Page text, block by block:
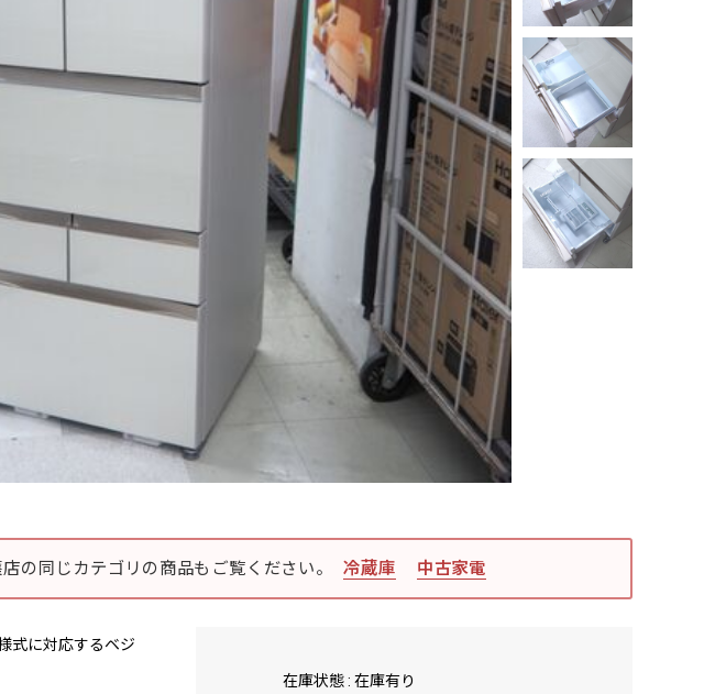
の同じカテゴリの商品もご覧ください。 冷蔵庫 中古家電
式に対応するベジ
在庫状態 : 在庫有り